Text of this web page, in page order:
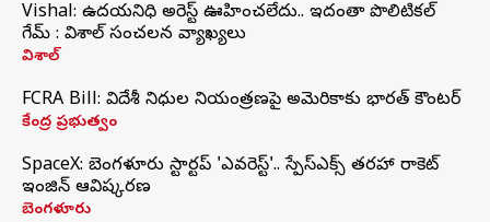
Vishal: ఉదయనిధి అరెస్ట్‌ ఊహించలేదు.. ఇదంతా పొలిటికల్
గేమ్ : విశాల్ సంచలన వ్యాఖ్యలు
విశాల్
FCRA Bill: విదేశీ నిధుల నియంత్రణపై అమెరికాకు భారత్‌ కౌంటర్
కేంద్ర ప్రభుత్వం
SpaceX: బెంగళూరు స్టార్టప్‌ 'ఎవరెస్ట్'.. స్పేస్‌ఎక్స్ తరహా రాకెట్‌
ఇంజిన్‌ ఆవిష్కరణ
బెంగళూరు